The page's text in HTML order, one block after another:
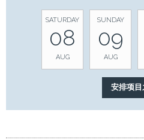
SATURDAY
08
AUG
SUNDAY
09
AUG